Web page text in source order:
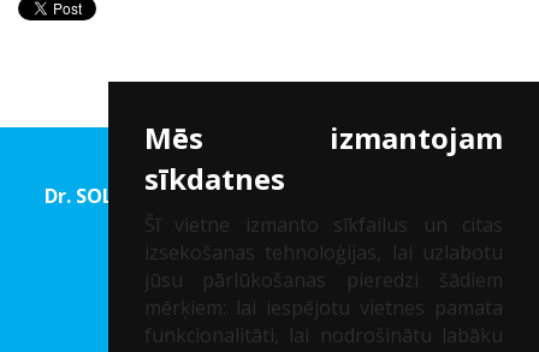
Mēs izmantojam
sīkdatnes
Šī vietne izmanto sīkfailus un citas
izsekošanas tehnoloģijas, lai uzlabotu
jūsu pārlūkošanas pieredzi šādiem
mērķiem: lai iespējotu vietnes pamata
funkcionalitāti
lai nodrošinātu labāku
Dr. SOLOMATINA Acu rehabilitācijas un Redzes
korekcijas centrs
Reģ. Nr.: 40002041747
PIETEIKT KONSULTĀCIJU